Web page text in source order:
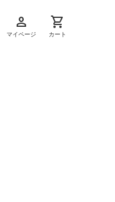
person
マイページ
shopping_cart
カート